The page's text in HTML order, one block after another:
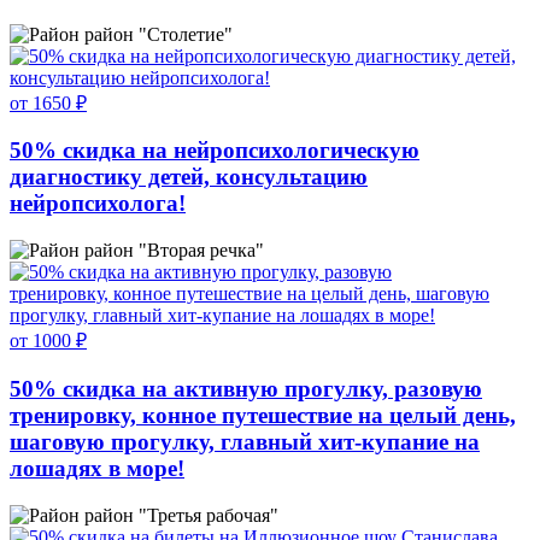
район "Столетие"
от 1650 ₽
50% скидка на нейропсихологическую
диагностику детей, консультацию
нейропсихолога!
район "Вторая речка"
от 1000 ₽
50% скидка на активную прогулку, разовую
тренировку, конное путешествие на целый день,
шаговую прогулку, главный хит-купание на
лошадях в море!
район "Третья рабочая"